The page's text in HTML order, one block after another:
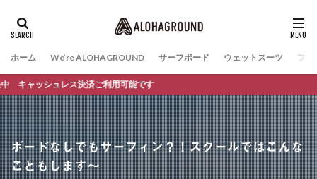
ホーム We’re ALOHAGROUND サーフボード ウェットスーツ ファ
決済ご利用可能です
ボードなしでもサーフィン？！スクールではこんな
こともします〜